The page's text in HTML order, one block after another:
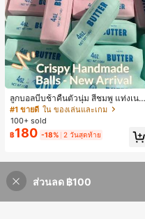
ลูกบอลบีบช้าคืนตัวนุ่ม สีชมพู แท่งเนย
บีบคลายเครียด นุ่มยืดหยุ่น ของเล่นบีบ
4 ออนซ์ ของเล่นเกลือ เหมาะสำหรับขอ
งขวัญวันหยุด ของขวัญสนุกและน่ารัก
ของขวัญวันเกิด ของขวัญอีสเตอร์ ของ
งเล่นสำหรับผู้ใหญ่ ผู้หญิง สกวิชชี่กรอบ
สกวิชชี่เนยกรอบ บีบ ลูกบอลสลัชชี่
#1 ขายดี ใน ของเล่นและเกม
100+ sold
฿180 -18% 2 วันสุดท้าย
ส่วนลด ฿100